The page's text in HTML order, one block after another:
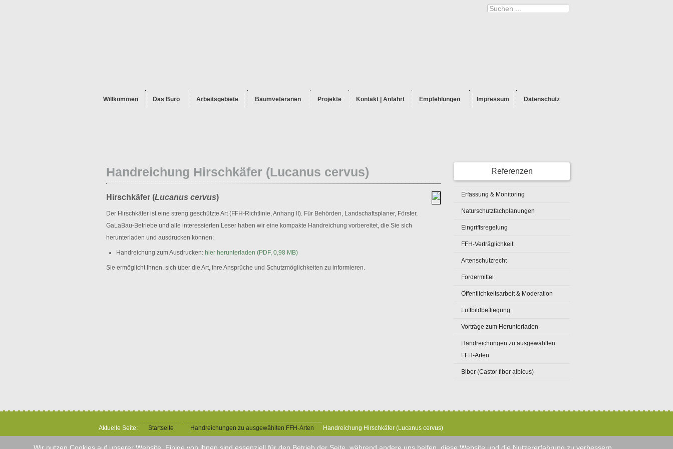
Willkommen Das Büro Arbeitsgebiete Baumveteranen Projekte Kontakt | Anfahrt Empfehlungen Impressum Datenschutz
Referenzen
Erfassung & Monitoring
Naturschutzfachplanungen
Eingriffsregelung
FFH-Verträglichkeit
Artenschutzrecht
Fördermittel
Öffentlichkeitsarbeit & Moderation
Luftbildbefliegung
Vorträge zum Herunterladen
Handreichungen zu ausgewählten
FFH-Arten
Biber (Castor fiber albicus)
Handreichung Hirschkäfer (Lucanus cervus)
Hirschkäfer (Lucanus cervus)
Der Hirschkäfer ist eine streng geschützte Art (FFH-Richtlinie, Anhang II). Für Behörden, Landschaftsplaner, Förster,
GaLaBau-Betriebe und alle interessierten Leser haben wir eine kompakte Handreichung vorbereitet, die Sie sich
herunterladen und ausdrucken können:
Handreichung zum Ausdrucken: hier herunterladen (PDF, 0,98 MB)
Sie ermöglicht Ihnen, sich über die Art, ihre Ansprüche und Schutzmöglichkeiten zu informieren.
Aktuelle Seite: Startseite Handreichungen zu ausgewählten FFH-Arten Handreichung Hirschkäfer (Lucanus cervus)